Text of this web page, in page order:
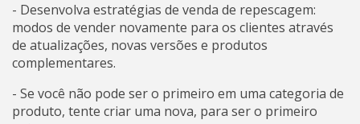
- Desenvolva estratégias de venda de repescagem:
modos de vender novamente para os clientes através
de atualizações, novas versões e produtos
complementares.
- Se você não pode ser o primeiro em uma categoria de
produto, tente criar uma nova, para ser o primeiro